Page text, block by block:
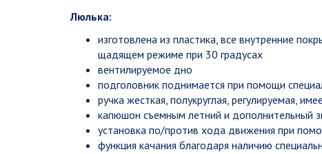
Люлька:
изготовлена из пластика, все внутренние
щадящем режиме при 30 градусах
вентилируемое дно
подголовник поднимается при помощи
ручка жесткая, полукруглая, регулируемая,
капюшон съемным летний и дополнительный
установка по/против хода движения при
функция качания благодаря наличию